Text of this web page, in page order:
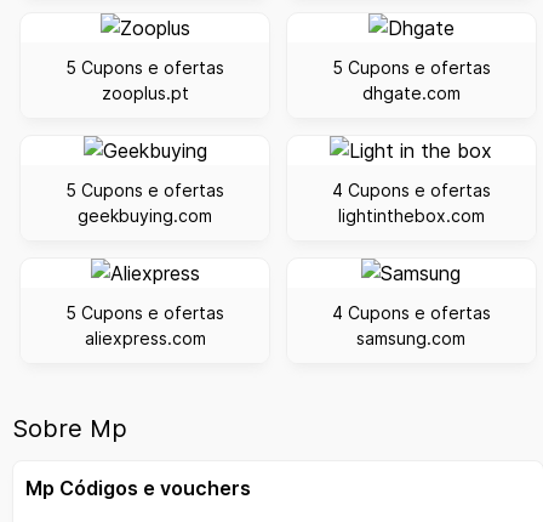
5 Cupons e ofertas
zooplus.pt
5 Cupons e ofertas
dhgate.com
5 Cupons e ofertas
geekbuying.com
4 Cupons e ofertas
lightinthebox.com
5 Cupons e ofertas
aliexpress.com
4 Cupons e ofertas
samsung.com
Sobre Mp
Mp Códigos e vouchers